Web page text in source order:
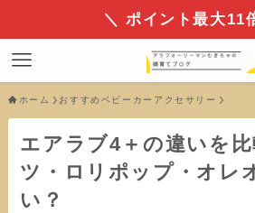
＼ ポイント最大11
ホーム おすすめベビーカーアクセサリー
エアラブ4＋の違いを
ツ・ロリポップ・オレ
い？